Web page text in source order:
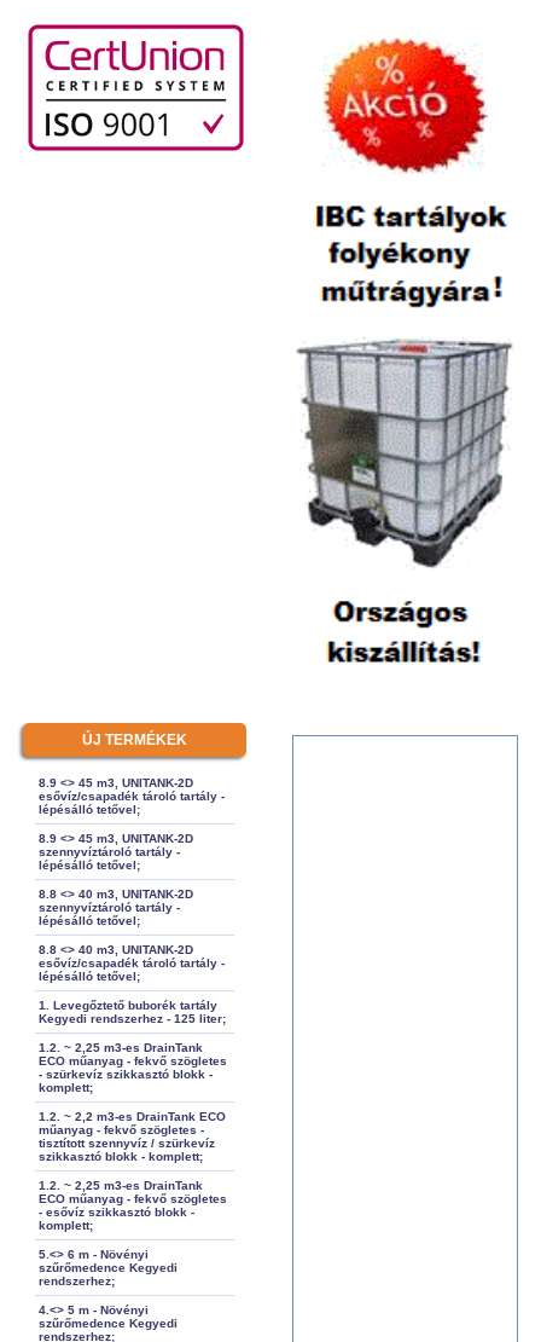
ÚJ TERMÉKEK
8.9 <> 45 m3, UNITANK-2D
esővíz/csapadék tároló tartály -
lépésálló tetővel;
8.9 <> 45 m3, UNITANK-2D
szennyvíztároló tartály -
lépésálló tetővel;
8.8 <> 40 m3, UNITANK-2D
szennyvíztároló tartály -
lépésálló tetővel;
8.8 <> 40 m3, UNITANK-2D
esővíz/csapadék tároló tartály -
lépésálló tetővel;
1. Levegőztető buborék tartály
Kegyedi rendszerhez - 125 liter;
1.2. ~ 2,25 m3-es DrainTank
ECO műanyag - fekvő szögletes
- szürkevíz szikkasztó blokk -
komplett;
1.2. ~ 2,2 m3-es DrainTank ECO
műanyag - fekvő szögletes -
tisztított szennyvíz / szürkevíz
szikkasztó blokk - komplett;
1.2. ~ 2,25 m3-es DrainTank
ECO műanyag - fekvő szögletes
- esővíz szikkasztó blokk -
komplett;
5.<> 6 m - Növényi
szűrőmedence Kegyedi
rendszerhez;
4.<> 5 m - Növényi
szűrőmedence Kegyedi
rendszerhez;